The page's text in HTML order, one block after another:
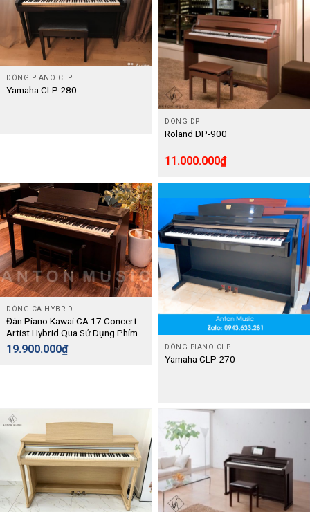
DÒNG PIANO CLP
Yamaha CLP 280
DÒNG DP
Roland DP-900
11.000.000₫
DÒNG CA HYBRID
Đàn Piano Kawai CA 17 Concert
Artist Hybrid Qua Sử Dụng Phím
Gỗ Thật – Digital
19.900.000₫ DÒNG PIANO CLP
Yamaha CLP 270